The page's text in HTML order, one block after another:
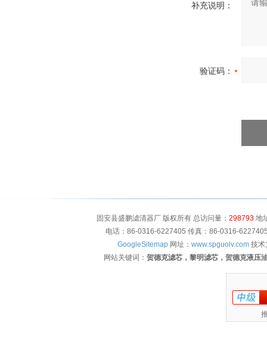
补充说明：
验证码：
固安县盛鹏滤清器厂 版权所有 总访问量： 298793地
电话：86-0316-6227405 传真：86-0316-
GoogleSitemap 网址： www.spguolv.com 技术
网站关键词： 贺德克滤芯，黎明滤芯，贺德克液压